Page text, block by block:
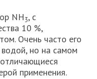
NH3, с
10 %,
Очень часто его
но на самом
применения.